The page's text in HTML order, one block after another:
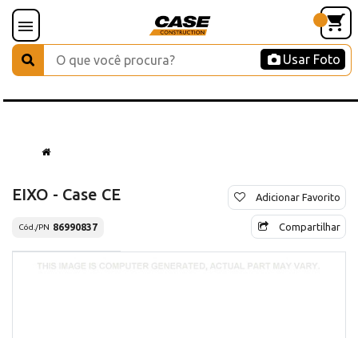
Usar Foto
EIXO - Case CE
Cód./PN 86990837
Adicionar Favorito
Compartilhar